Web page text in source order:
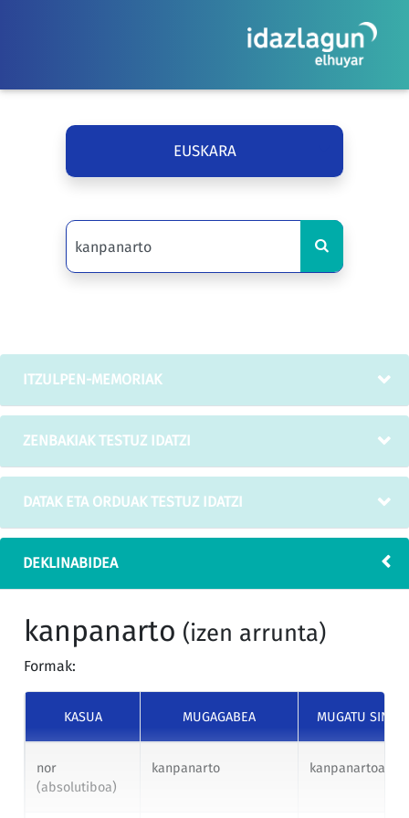
EUSKARA
ITZULPEN-MEMORIAK
ZENBAKIAK TESTUZ IDATZI
DATAK ETA ORDUAK TESTUZ IDATZI
DEKLINABIDEA
kanpanarto (izen arrunta)
Formak:
KASUA MUGAGABEA MUGATU
nor
(absolutiboa)
kanpanarto kanpanartoa